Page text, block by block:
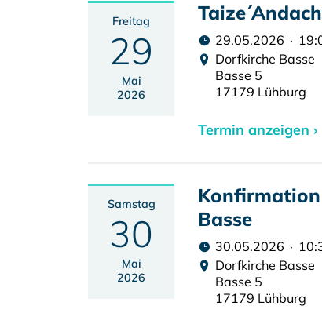
Freitag
29
Mai
2026
29.05.2026 ·
Dorfkirche Basse
Basse 5
17179 Lühburg
Termin anzeigen ›
Samstag
30
Mai
2026
Basse
30.05.2026 ·
Dorfkirche Basse
Basse 5
17179 Lühburg